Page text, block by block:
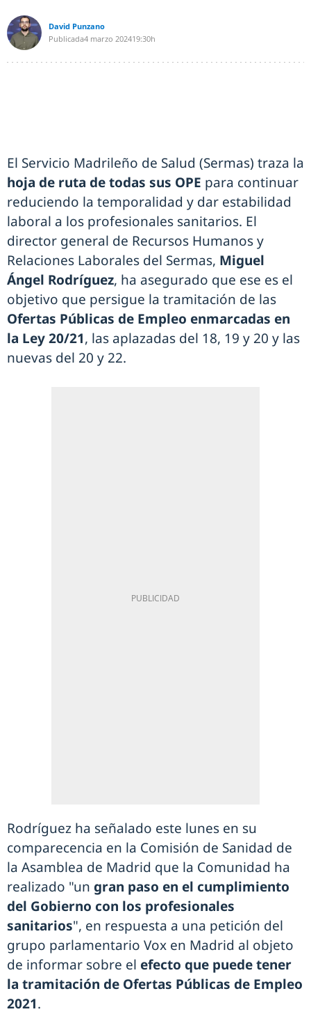
David Punzano
Publicada4 marzo 202419:30h
El Servicio Madrileño de Salud (Sermas) traza la
hoja de ruta de todas sus OPE para continuar
reduciendo la temporalidad y dar estabilidad
laboral a los profesionales sanitarios. El
director general de Recursos Humanos y
Relaciones Laborales del Sermas, Miguel
Ángel Rodríguez, ha asegurado que ese es el
objetivo que persigue la tramitación de las
Ofertas Públicas de Empleo enmarcadas en
la Ley 20/21, las aplazadas del 18, 19 y 20 y las
nuevas del 20 y 22.
Rodríguez ha señalado este lunes en su
comparecencia en la Comisión de Sanidad de
la Asamblea de Madrid que la Comunidad ha
realizado "un gran paso en el cumplimiento
del Gobierno con los profesionales
sanitarios", en respuesta a una petición del
grupo parlamentario Vox en Madrid al objeto
de informar sobre el efecto que puede tener
la tramitación de Ofertas Públicas de Empleo
2021.